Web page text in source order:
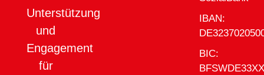
Unterstützung
und
Engagement
für
IBAN:
BIC: